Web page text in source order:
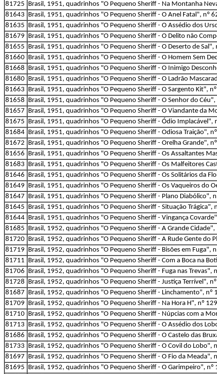
81725 Brasil, 1951, quadrinhos "O Pequeno Sheriff - Na Montanha
81643 Brasil, 1951, quadrinhos "O Pequeno Sheriff - O Anel Fatal", nº
81635 Brasil, 1951, quadrinhos "O Pequeno Sheriff - O Assédio dos
81679 Brasil, 1951, quadrinhos "O Pequeno Sheriff - O Delito não
81655 Brasil, 1951, quadrinhos "O Pequeno Sheriff - O Deserto de
81660 Brasil, 1951, quadrinhos "O Pequeno Sheriff - O Homem Sem
81668 Brasil, 1951, quadrinhos "O Pequeno Sheriff - O Inimigo
81680 Brasil, 1951, quadrinhos "O Pequeno Sheriff - O Ladrão
81663 Brasil, 1951, quadrinhos "O Pequeno Sheriff - O Sargento Kit",
81658 Brasil, 1951, quadrinhos "O Pequeno Sheriff - O Senhor do
81657 Brasil, 1951, quadrinhos "O Pequeno Sheriff - O Viandante da
81675 Brasil, 1951, quadrinhos "O Pequeno Sheriff - Ódio Implacável",
81684 Brasil, 1951, quadrinhos "O Pequeno Sheriff - Odiosa Traição",
81672 Brasil, 1951, quadrinhos "O Pequeno Sheriff - Orelha Grande",
81656 Brasil, 1951, quadrinhos "O Pequeno Sheriff - Os Assaltantes
81683 Brasil, 1951, quadrinhos "O Pequeno Sheriff - Os Malfeitores
81646 Brasil, 1951, quadrinhos "O Pequeno Sheriff - Os Solitários da
81649 Brasil, 1951, quadrinhos "O Pequeno Sheriff - Os Vaqueiros do
81647 Brasil, 1951, quadrinhos "O Pequeno Sheriff - Plano Diabólico",
81645 Brasil, 1951, quadrinhos "O Pequeno Sheriff - Situação
81644 Brasil, 1951, quadrinhos "O Pequeno Sheriff - Vingança
81685 Brasil, 1952, quadrinhos "O Pequeno Sheriff - A Grande
81720 Brasil, 1952, quadrinhos "O Pequeno Sheriff - A Rude Gente do
81719 Brasil, 1952, quadrinhos "O Pequeno Sheriff - Bisões em Fuga",
81711 Brasil, 1952, quadrinhos "O Pequeno Sheriff - Com a Boca na
81706 Brasil, 1952, quadrinhos "O Pequeno Sheriff - Fuga nas Trevas",
81728 Brasil, 1952, quadrinhos "O Pequeno Sheriff - Justiça Terrível",
81687 Brasil, 1952, quadrinhos "O Pequeno Sheriff - Linchamento", nº
81709 Brasil, 1952, quadrinhos "O Pequeno Sheriff - Na Hora H", nº
81710 Brasil, 1952, quadrinhos "O Pequeno Sheriff - Núpcias com a
81713 Brasil, 1952, quadrinhos "O Pequeno Sheriff - O Assédio dos
81686 Brasil, 1952, quadrinhos "O Pequeno Sheriff - O Castelo das
81733 Brasil, 1952, quadrinhos "O Pequeno Sheriff - O Covil do Lobo",
81697 Brasil, 1952, quadrinhos "O Pequeno Sheriff - O Fio da Meada",
81695 Brasil, 1952, quadrinhos "O Pequeno Sheriff - O Garimpeiro", nº